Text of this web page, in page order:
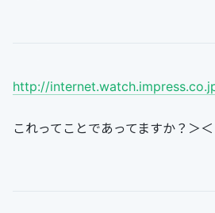
http://
これってことであってますか？＞＜